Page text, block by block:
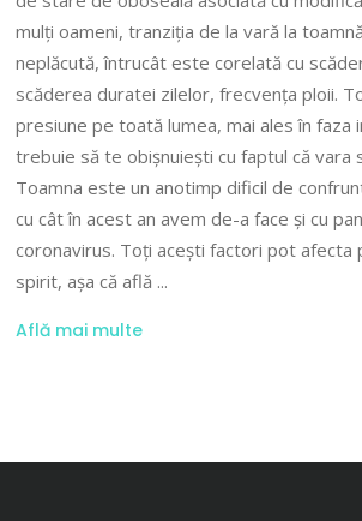
mulți oameni, tranziția de la vară la
neplăcută, întrucât este corelată cu
scăderea duratei zilelor, frecvența ploii.
presiune pe toată lumea, mai ales în faza
trebuie să te obișnuiești cu faptul că vara
Toamna este un anotimp dificil de
cu cât în acest an avem de-a face și cu
coronavirus. Toți acești factori pot afecta
spirit, așa că află
Află mai multe